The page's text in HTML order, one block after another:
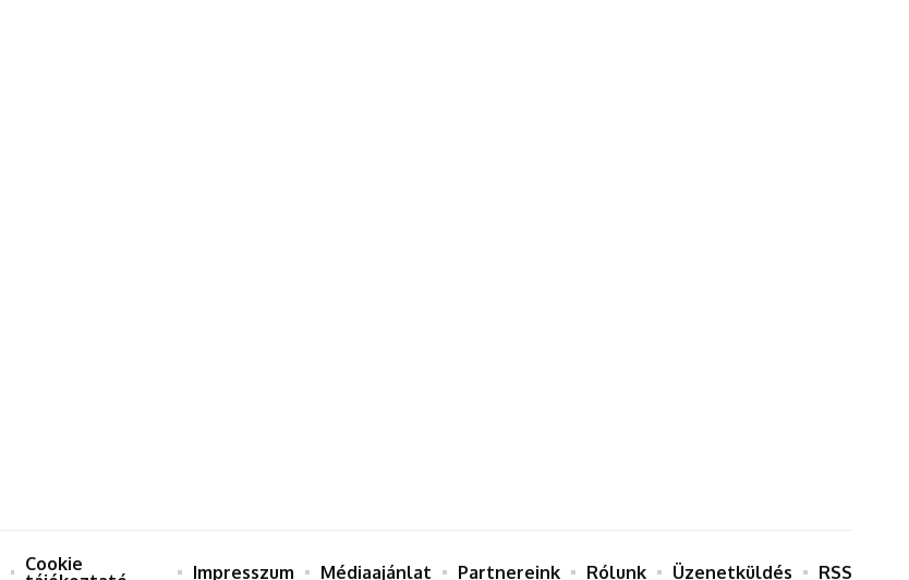
Cookie
Impresszum Médiaajánlat Partnereink Rólunk Üzenetküldés RSS